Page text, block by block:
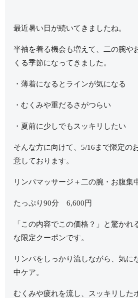
最近暑い日が続いてきましたね。
半袖を着る機会も増えて、二の腕や
くる季節になってきました。
・薄着になるとラインが気になる
・むくみや重だるさがつらい
・夏前に少しでもスッキリしたい
そんな方に向けて、5/16まで限定の
意しております。
リンパマッサージ＋二の腕・お腹集
たっぷり90分 6,600円
「この内容でこの価格？」と驚かれ
な限定クーポンです。
リンパをしっかり流しながら、気に
中ケア。
むくみや疲れを流し、スッキリした